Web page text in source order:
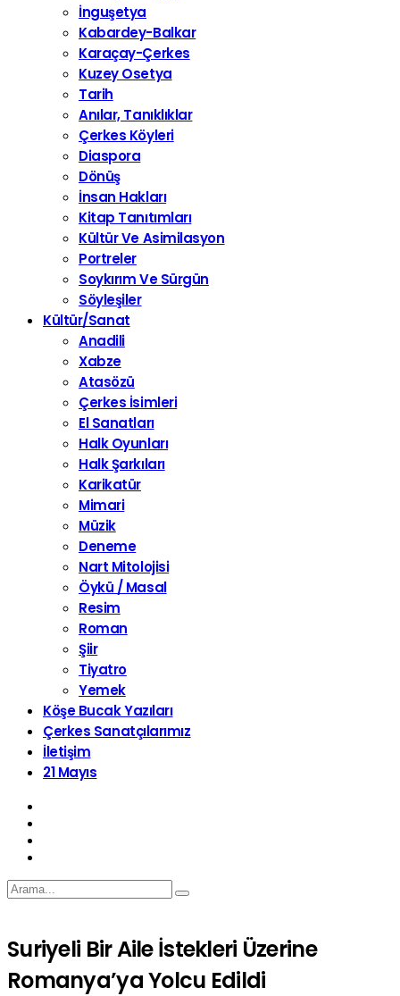
İnguşetya
Kabardey-Balkar
Karaçay-Çerkes
Kuzey Osetya
Tarih
Anılar, Tanıklıklar
Çerkes Köyleri
Diaspora
Dönüş
İnsan Hakları
Kitap Tanıtımları
Kültür Ve Asimilasyon
Portreler
Soykırım Ve Sürgün
Söyleşiler
Kültür/Sanat
Anadili
Xabze
Atasözü
Çerkes İsimleri
El Sanatları
Halk Oyunları
Halk Şarkıları
Karikatür
Mimari
Müzik
Deneme
Nart Mitolojisi
Öykü / Masal
Resim
Roman
Şiir
Tiyatro
Yemek
Köşe Bucak Yazıları
Çerkes Sanatçılarımız
İletişim
21 Mayıs
Suriyeli Bir Aile İstekleri Üzerine
Romanya’ya Yolcu Edildi